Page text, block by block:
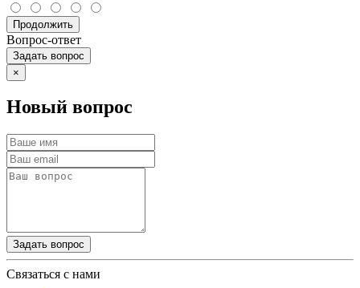
Продолжить
Вопрос-ответ
Задать вопрос
×
Новый вопрос
Задать вопрос
Связаться с нами